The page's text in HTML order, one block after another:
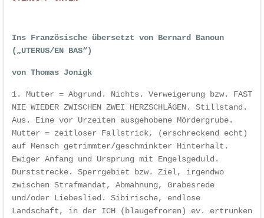
Ins Französische übersetzt von Bernard Banoun
(„UTERUS/EN BAS“)
von Thomas Jonigk
1. Mutter = Abgrund. Nichts. Verweigerung bzw. FAST
NIE WIEDER ZWISCHEN ZWEI HERZSCHLÄGEN. Stillstand.
Aus. Eine vor Urzeiten ausgehobene Mördergrube.
Mutter = zeitloser Fallstrick, (erschreckend echt)
auf Mensch getrimmter/geschminkter Hinterhalt.
Ewiger Anfang und Ursprung mit Engelsgeduld.
Durststrecke. Sperrgebiet bzw. Ziel, irgendwo
zwischen Strafmandat, Abmahnung, Grabesrede
und/oder Liebeslied. Sibirische, endlose
Landschaft, in der ICH (blaugefroren) ev. ertrunken